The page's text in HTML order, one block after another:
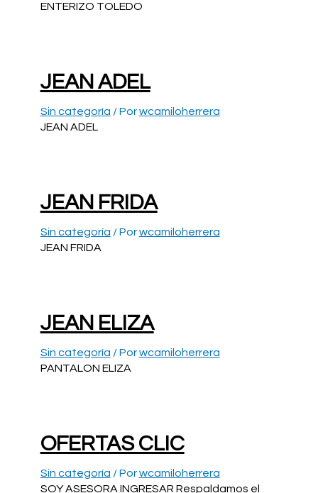
ENTERIZO TOLEDO
JEAN ADEL
Sin categoría / Porwcamiloherrera
JEAN ADEL
JEAN FRIDA
Sin categoría / Porwcamiloherrera
JEAN FRIDA
JEAN ELIZA
Sin categoría / Porwcamiloherrera
PANTALON ELIZA
OFERTAS CLIC
Sin categoría / Porwcamiloherrera
SOY ASESORA INGRESAR Respaldamos el